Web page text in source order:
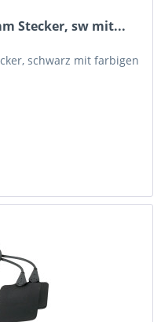
Stecker, sw mit...
schwarz mit farbigen